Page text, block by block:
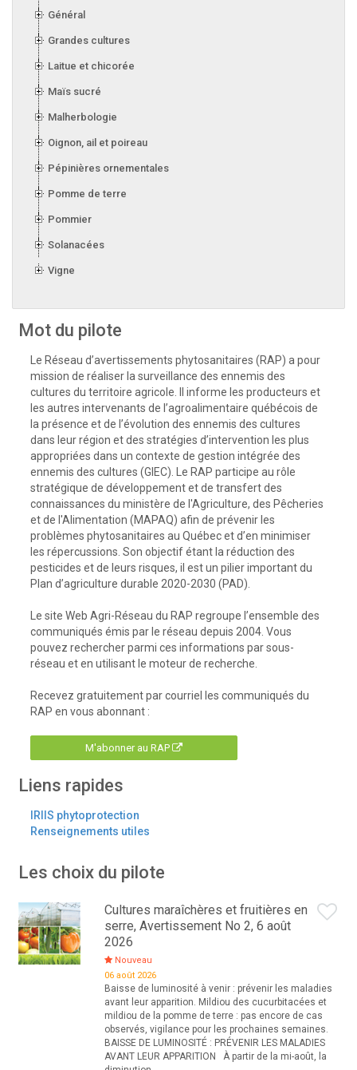
Général
Grandes cultures
Laitue et chicorée
Maïs sucré
Malherbologie
Oignon, ail et poireau
Pépinières ornementales
Pomme de terre
Pommier
Solanacées
Vigne
Mot du pilote
Le Réseau d’avertissements phytosanitaires (RAP) a pour
mission de réaliser la surveillance des ennemis des
cultures du territoire agricole. Il informe les producteurs et
les autres intervenants de l’agroalimentaire québécois de
la présence et de l’évolution des ennemis des cultures
dans leur région et des stratégies d’intervention les plus
appropriées dans un contexte de gestion intégrée des
ennemis des cultures (GIEC). Le RAP participe au rôle
stratégique de développement et de transfert des
connaissances du ministère de l'Agriculture, des Pêcheries
et de l'Alimentation (MAPAQ) afin de prévenir les
problèmes phytosanitaires au Québec et d’en minimiser
les répercussions. Son objectif étant la réduction des
pesticides et de leurs risques, il est un pilier important du
Plan d’agriculture durable 2020-2030 (PAD).
Le site Web Agri-Réseau du RAP regroupe l’ensemble des
communiqués émis par le réseau depuis 2004. Vous
pouvez rechercher parmi ces informations par sous-
réseau et en utilisant le moteur de recherche.
Recevez gratuitement par courriel les communiqués du
RAP en vous abonnant :
M'abonner au RAP
Liens rapides
IRIIS phytoprotection
Renseignements utiles
Les choix du pilote
Cultures maraîchères et fruitières en
serre, Avertissement No 2, 6 août
2026
Nouveau
06 août 2026
Baisse de luminosité à venir : prévenir les maladies
avant leur apparition. Mildiou des cucurbitacées et
mildiou de la pomme de terre : pas encore de cas
observés, vigilance pour les prochaines semaines.
BAISSE DE LUMINOSITÉ : PRÉVENIR LES MALADIES
AVANT LEUR APPARITION À partir de la mi-août, la